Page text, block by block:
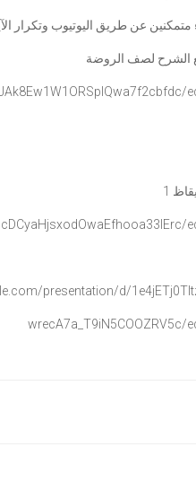
متمكنين عن طريق اليوتيوب وتكرار
الشرح لصف الروضة
SplQwa7f2cbfdc/
1
waEfhooa33IErc/
presentation/d/
wrecA7a_T9iN5COOZRV5c/